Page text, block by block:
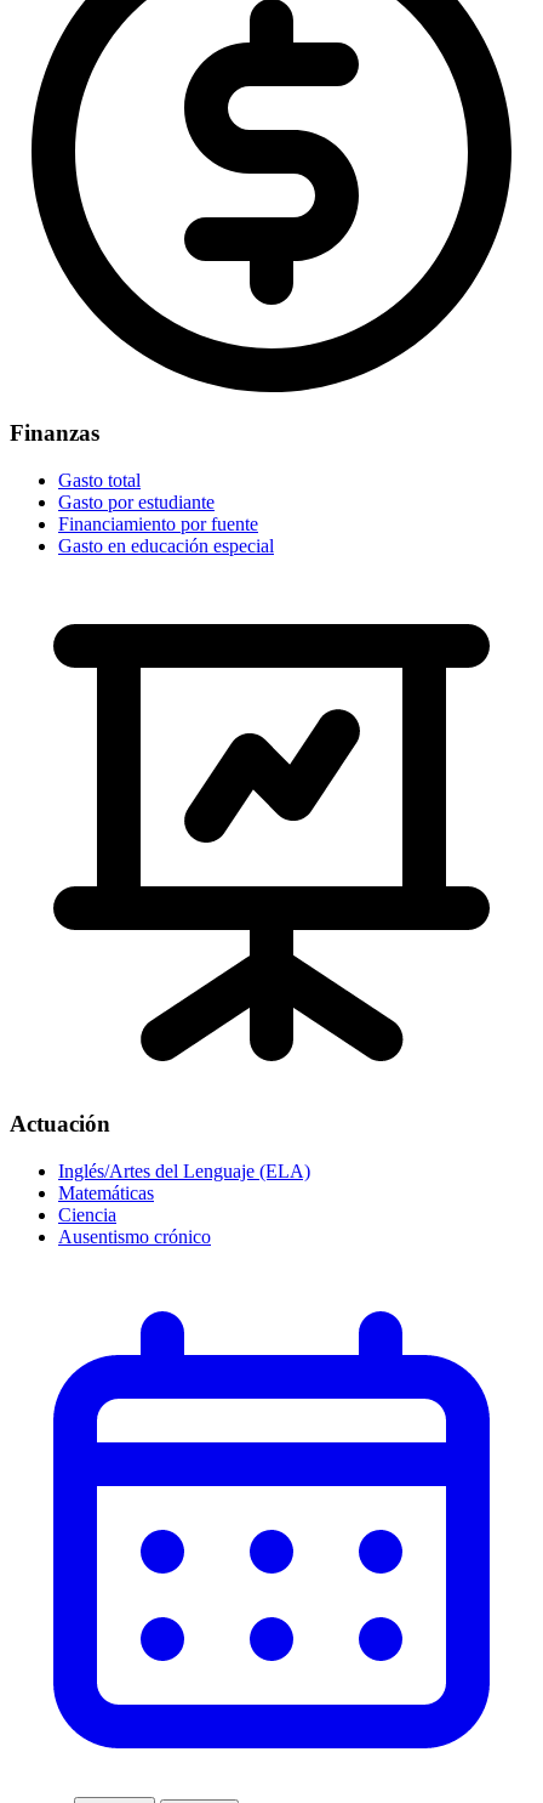
Finanzas
Gasto total
Gasto por estudiante
Financiamiento por fuente
Gasto en educación especial
Actuación
Inglés/Artes del Lenguaje (ELA)
Matemáticas
Ciencia
Ausentismo crónico